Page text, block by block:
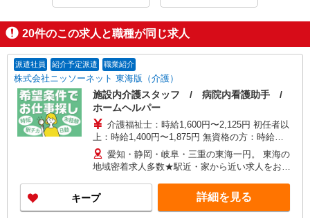
20件のこの求人と職種が同じ求人
派遣社員 紹介予定派遣 職業紹介
株式会社ニッソーネット 東海版（介護）
施設内介護スタッフ / 病院内看護助手 /
ホームヘルパー
介護福祉士：時給1,600円〜2,125円 初任者以
上：時給1,400円〜1,875円 無資格の方：時給
1,300円〜1,750円 ※給与幅は勤務先による +交通
費、諸手当（勤務先による） +0円で介護資格が取
れる （別途規定） ★給与日払い制度あり！
愛知・静岡・岐阜・三重の東海一円。 東海の
地域密着求人多数★駅近・家から近い求人をお探
キープ 詳細を見る